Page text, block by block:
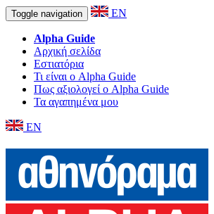
Toggle navigation EN
Alpha Guide
Αρχική σελίδα
Εστιατόρια
Τι είναι ο Alpha Guide
Πως αξιολογεί ο Alpha Guide
Τα αγαπημένα μου
EN